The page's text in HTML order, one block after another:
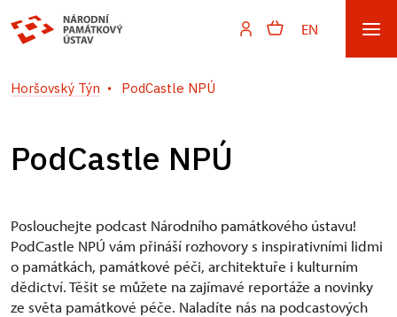
EN
Horšovský Týn PodCastle NPÚ
PodCastle NPÚ
Poslouchejte podcast Národního památkového ústavu!
PodCastle NPÚ vám přináší rozhovory s inspirativními lidmi
o památkách, památkové péči, architektuře i kulturním
dědictví. Těšit se můžete na zajímavé reportáže a novinky
ze světa památkové péče. Naladíte nás na podcastových